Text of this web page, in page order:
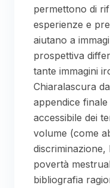
permettono di
esperienze e
aiutano a
prospettiva
tante immagini
Chiaralascura
appendice
accessibile dei
volume (come
discriminazione,
povertà
bibliografia